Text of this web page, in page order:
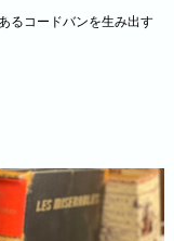
るコードバンを生み出す